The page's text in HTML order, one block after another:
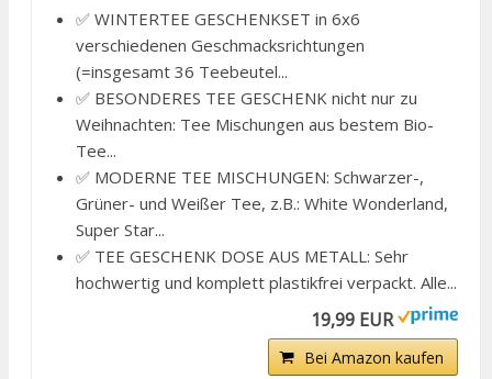
✅ WINTERTEE GESCHENKSET in 6x6
verschiedenen Geschmacksrichtungen
(=insgesamt 36 Teebeutel...
✅ BESONDERES TEE GESCHENK nicht nur zu
Weihnachten: Tee Mischungen aus bestem Bio-
Tee...
✅ MODERNE TEE MISCHUNGEN: Schwarzer-,
Grüner- und Weißer Tee, z.B.: White Wonderland,
Super Star...
✅ TEE GESCHENK DOSE AUS METALL: Sehr
hochwertig und komplett plastikfrei verpackt. Alle...
19,99 EUR
Bei Amazon kaufen